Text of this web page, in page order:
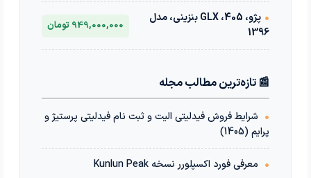
•
پژو، 405، GLX بنزینی، مدل
1396
949,000,000 تومان
📰 تازه‌ترین مطالب مجله
• شرایط فروش فیدلیتی الیت و ثبت نام فیدلیتی پرستیژ و
پرایم (1405)
• معرفی فورد اکسپلورر نسخه Kunlun Peak